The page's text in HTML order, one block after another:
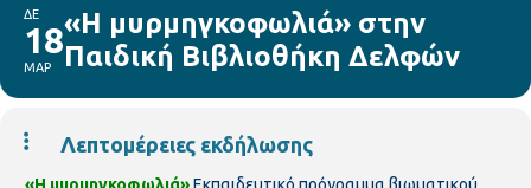
ΔΕ
18
ΜΑΡ
«Η μυρμηγκοφωλιά» στην
Παιδική Βιβλιοθήκη Δελφών
Λεπτομέρειες εκδήλωσης